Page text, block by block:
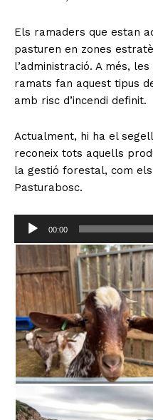
Els ramaders que estan
pasturen en zones
l’administració. A més,
ramats fan aquest tipus
amb risc d’incendi definit.
Actualment, hi ha el
reconeix tots aquells
la gestió forestal, com
Pasturabosc.
p
r
o
d
u
c
t
o
d
00:00